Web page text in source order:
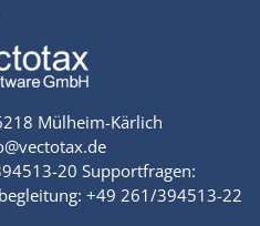
Mülheim-Kärlich
20 Supportfragen:
+49 261/394513-22